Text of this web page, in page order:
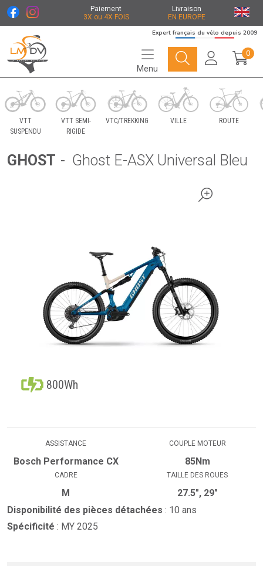
Paiement
3X ou 4X FOIS
Livraison
EN EUROPE
Le Marché du Vélo Votre distributeurs de vélo
Expert français du vélo depuis 2009
Menu
0
VTT
SUSPENDU
VTT SEMI-
RIGIDE
VTC/TREKKING VILLE ROUTE
GHOST - Ghost E-ASX Universal Bleu
800Wh
ASSISTANCE
Bosch Performance CX
COUPLE MOTEUR
85Nm
CADRE
M
TAILLE DES ROUES
27.5", 29"
Disponibilité des pièces détachées : 10 ans
Spécificité : MY 2025